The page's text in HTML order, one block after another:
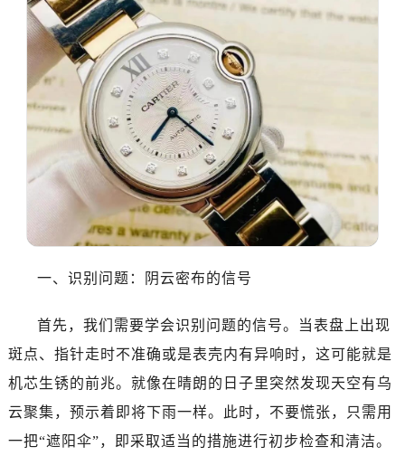
一、识别问题：阴云密布的信号
首先，我们需要学会识别问题的信号。当表盘上出现
斑点、指针走时不准确或是表壳内有异响时，这可能就是
机芯生锈的前兆。就像在晴朗的日子里突然发现天空有乌
云聚集，预示着即将下雨一样。此时，不要慌张，只需用
一把“遮阳伞”，即采取适当的措施进行初步检查和清洁。